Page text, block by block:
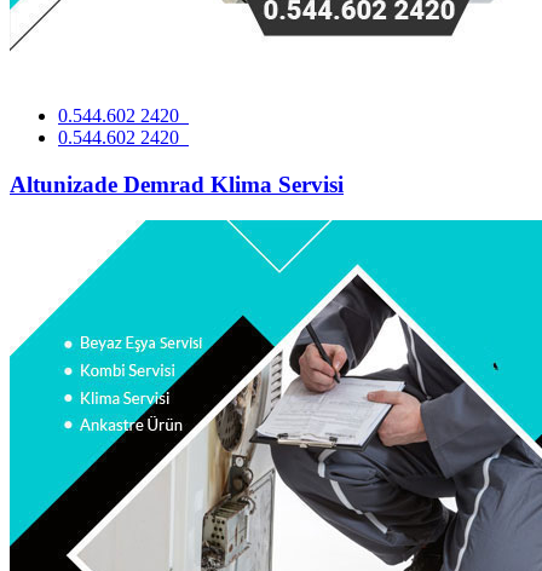
0.544.602 2420
0.544.602 2420
Altunizade Demrad Klima Servisi